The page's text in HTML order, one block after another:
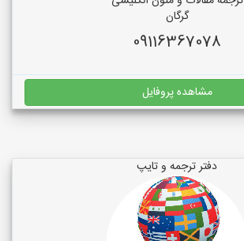
گرگان
09116367078
مشاهده پروفایل
دفتر ترجمه و تایپ